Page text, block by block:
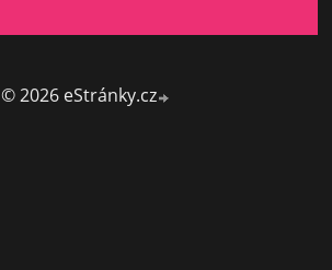
© 2026 eStránky.cz